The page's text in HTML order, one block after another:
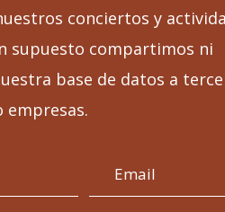
conciertos y
supuesto compartimos ni
base de datos a
empresas.